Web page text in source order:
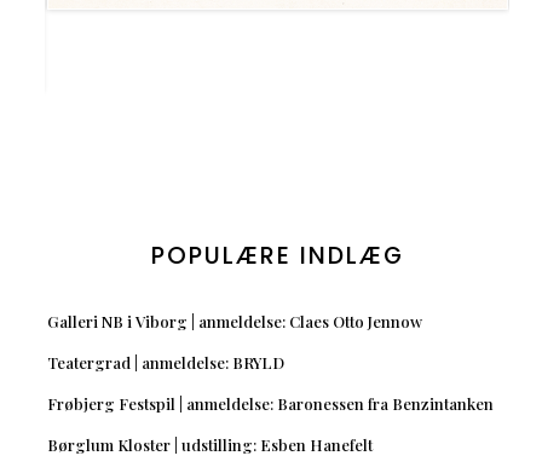
POPULÆRE INDLÆG
Galleri NB i Viborg | anmeldelse: Claes Otto Jennow
Teatergrad | anmeldelse: BRYLD
Frøbjerg Festspil | anmeldelse: Baronessen fra Benzintanken
Børglum Kloster | udstilling: Esben Hanefelt